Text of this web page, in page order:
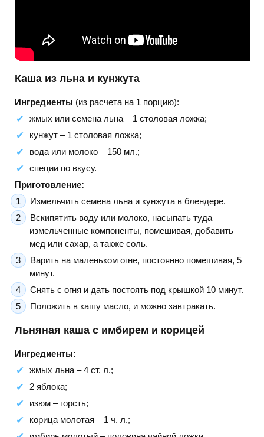
Каша из льна и кунжута
Ингредиенты (из расчета на 1 порцию):
жмых или семена льна – 1 столовая ложка;
кунжут – 1 столовая ложка;
вода или молоко – 150 мл.;
специи по вкусу.
Приготовление:
Измельчить семена льна и кунжута в блендере.
Вскипятить воду или молоко, насыпать туда
измельченные компоненты, помешивая, добавить
мед или сахар, а также соль.
Варить на маленьком огне, постоянно помешивая, 5
минут.
Снять с огня и дать постоять под крышкой 10 минут.
Положить в кашу масло, и можно завтракать.
Льняная каша с имбирем и корицей
Ингредиенты:
жмых льна – 4 ст. л.;
2 яблока;
изюм – горсть;
корица молотая – 1 ч. л.;